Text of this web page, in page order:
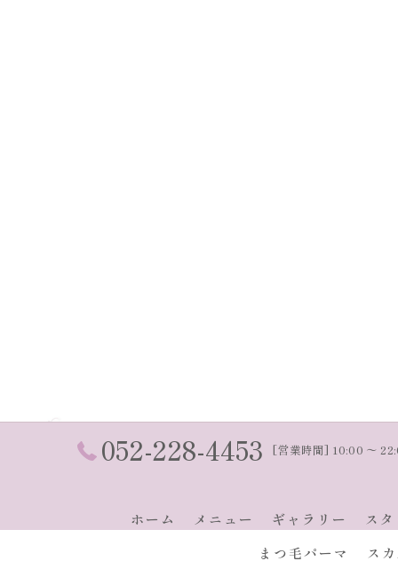
052-228-4453 [営業時間] 10:00 〜
ホーム メニュー ギャラリー スタ
まつ毛パーマ
ス